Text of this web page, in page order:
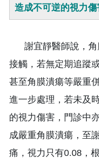
造成不可逆的視力傷
謝宜靜醫師說，角
接觸，若無定期追蹤
甚至角膜潰瘍等嚴重
進一步處理，若未及
的視力傷害，門診中
成嚴重角膜潰瘍，至
痛，視力只有0.08，